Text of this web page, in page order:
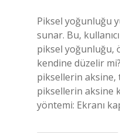
Piksel yoğunluğu
sunar. Bu,
piksel yoğunluğu,
kendine düzelir
piksellerin aksine,
piksellerin aksine
yöntemi: Ekranı